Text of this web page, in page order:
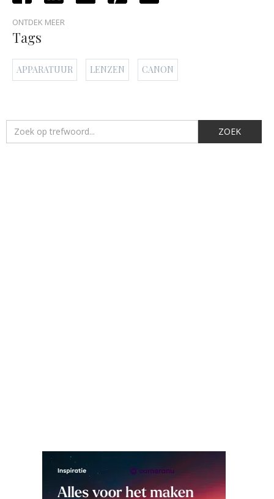
ONTDEK MEER
Tags
APPARATUUR LENZEN CANON